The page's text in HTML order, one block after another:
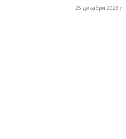
25 декабря 2023 г.